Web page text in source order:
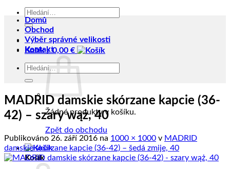
Hledat:
Košík /0,00 €
Žádné produkty v košíku.
Zpět do obchodu
Košík
Domů
Obchod
Výběr správné velikosti
Kontakt
Hledat:
MADRID damskie skórzane kapcie (36-
42) – szary wąż, 40
Publikováno 26. září 2016 na 1000 × 1000 v MADRID
damskie skórzane kapcie (36-42) – šedá zmije, 40